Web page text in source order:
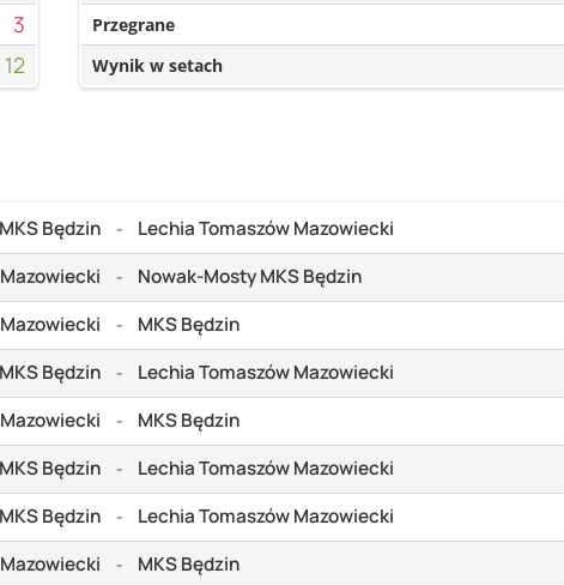
3
12
Przegrane
Wynik w setach
Będzin - Lechia Tomaszów Mazowiecki
- Nowak-Mosty MKS Będzin
- MKS Będzin
MKS Będzin - Lechia Tomaszów Mazowiecki
- MKS Będzin
MKS Będzin - Lechia Tomaszów Mazowiecki
MKS Będzin - Lechia Tomaszów Mazowiecki
- MKS Będzin